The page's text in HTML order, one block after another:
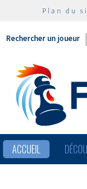
Plan du
Rechercher un joueur
ACCUEIL